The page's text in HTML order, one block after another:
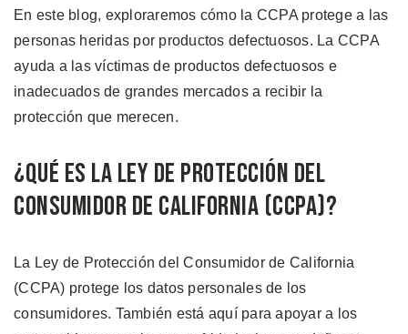
En este blog, exploraremos cómo la CCPA protege a las
personas heridas por productos defectuosos. La CCPA
ayuda a las víctimas de productos defectuosos e
inadecuados de grandes mercados a recibir la
protección que merecen.
¿Qué es la Ley de Protección del
Consumidor de California (CCPA)?
La Ley de Protección del Consumidor de California
(CCPA) protege los datos personales de los
consumidores. También está aquí para apoyar a los